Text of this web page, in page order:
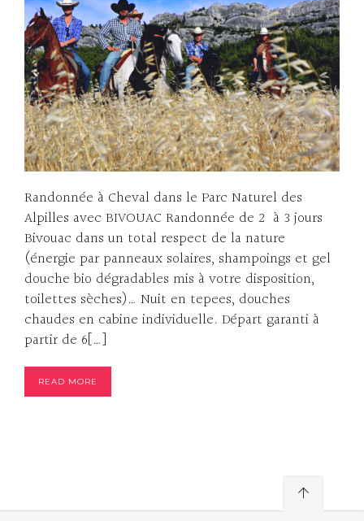
Randonnée à Cheval dans le Parc Naturel des
Alpilles avec BIVOUAC Randonnée de 2 à 3 jours
Bivouac dans un total respect de la nature
(énergie par panneaux solaires, shampoings et gel
douche bio dégradables mis à votre disposition,
toilettes sèches)… Nuit en tepees, douches
chaudes en cabine individuelle. Départ garanti à
partir de 6[…]
READ MORE